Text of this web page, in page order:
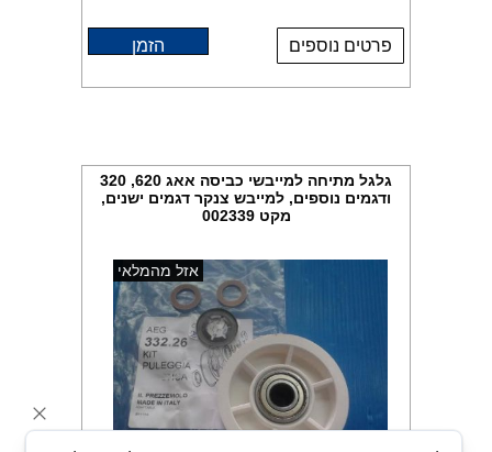
פרטים נוספים הזמן
גלגל מתיחה למייבשי כביסה אאג 620, 320
ודגמים נוספים, למייבש צנקר דגמים ישנים,
מקט 002339
אזל מהמלאי